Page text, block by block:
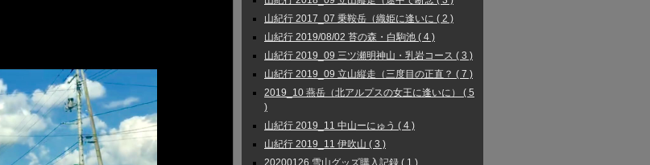
山紀行 2017_07 乗鞍岳（織姫に逢いに ( 2 )
山紀行 2019/08/02 苔の森・白駒池 ( 4 )
山紀行 2019_09 三ツ瀬明神山・乳岩コース ( 3 )
山紀行 2019_09 立山縦走（三度目の正直？ ( 7 )
2019_10 燕岳（北アルプスの女王に逢いに） ( 5
)
山紀行 2019_11 中山ーにゅう ( 4 )
山紀行 2019_11 伊吹山 ( 3 )
20200126 雪山グッズ購入記録 ( 1 )